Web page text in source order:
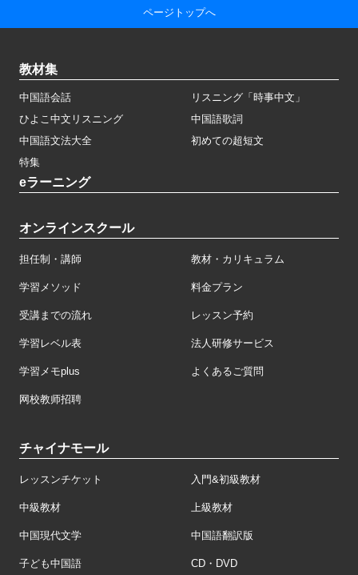
ページトップへ
教材集
中国語会話
リスニング「時事中文」
ひよこ中文リスニング
中国語歌詞
中国語文法大全
初めての超短文
特集
eラーニング
オンラインスクール
担任制・講師 教材・カリキュラム
学習メソッド 料金プラン
受講までの流れ レッスン予約
学習レベル表 法人研修サービス
学習メモplus よくあるご質問
网校教师招聘
チャイナモール
レッスンチケット 入門&初級教材
中級教材 上級教材
中国現代文学 中国語翻訳版
子ども中国語 CD・DVD